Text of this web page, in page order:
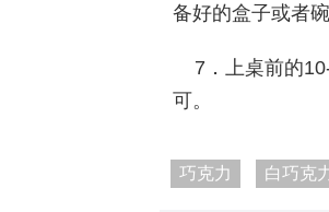
备好的盒子或者
7．上桌前的
可。
巧克力 白巧克